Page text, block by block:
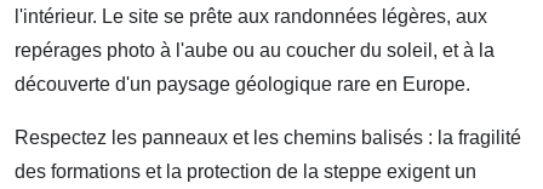
l'intérieur. Le site se prête aux randonnées légères, aux
repérages photo à l'aube ou au coucher du soleil, et à la
découverte d'un paysage géologique rare en Europe.
Respectez les panneaux et les chemins balisés : la fragilité
des formations et la protection de la steppe exigent un